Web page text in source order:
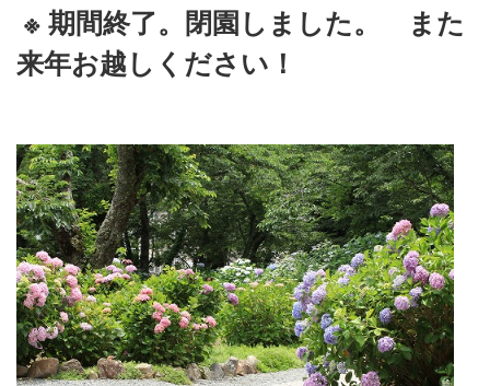
※ 期間終了。閉園しました。 また
来年お越しください！